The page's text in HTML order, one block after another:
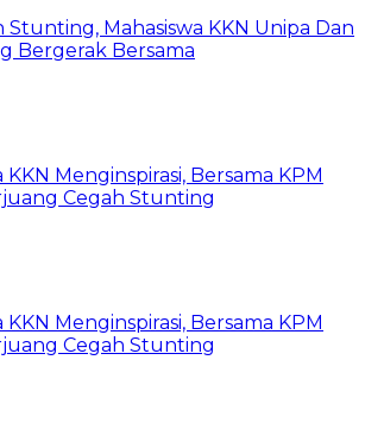
Stunting, Mahasiswa KKN Unipa Dan
Bergerak Bersama
KKN Menginspirasi, Bersama KPM
Cegah Stunting
KKN Menginspirasi, Bersama KPM
Cegah Stunting